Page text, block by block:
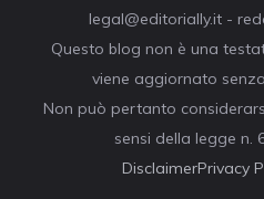
legal@editorially.it -
Questo blog non è una
viene aggiornato
Non può pertanto
sensi della legge n.
DisclaimerPrivacy